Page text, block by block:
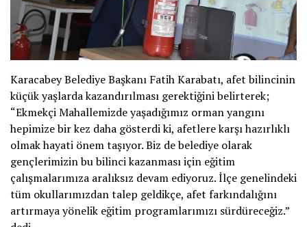
Karacabey Belediye Başkanı Fatih Karabatı, afet bilincinin
küçük yaşlarda kazandırılması gerektiğini belirterek;
“Ekmekçi Mahallemizde yaşadığımız orman yangını
hepimize bir kez daha gösterdi ki, afetlere karşı hazırlıklı
olmak hayati önem taşıyor. Biz de belediye olarak
gençlerimizin bu bilinci kazanması için eğitim
çalışmalarımıza aralıksız devam ediyoruz. İlçe genelindeki
tüm okullarımızdan talep geldikçe, afet farkındalığını
artırmaya yönelik eğitim programlarımızı sürdüreceğiz.”